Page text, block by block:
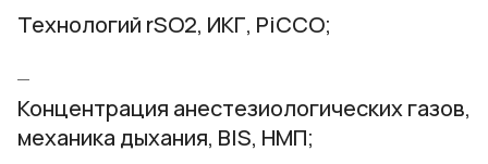
Технологий rSO2, ИКГ, PiCCO;
Концентрация анестезиологических газов,
механика дыхания, BIS, НМП;